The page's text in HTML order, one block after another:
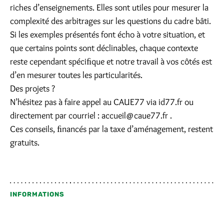
riches d’enseignements. Elles sont utiles pour mesurer la
complexité des arbitrages sur les questions du cadre bâti.
Si les exemples présentés font écho à votre situation, et
que certains points sont déclinables, chaque contexte
reste cependant spéciﬁque et notre travail à vos côtés est
d’en mesurer toutes les particularités.
Des projets ?
N’hésitez pas à faire appel au CAUE77 via id77.fr ou
directement par courriel : accueil@caue77.fr .
Ces conseils, ﬁnancés par la taxe d’aménagement, restent
gratuits.
INFORMATIONS